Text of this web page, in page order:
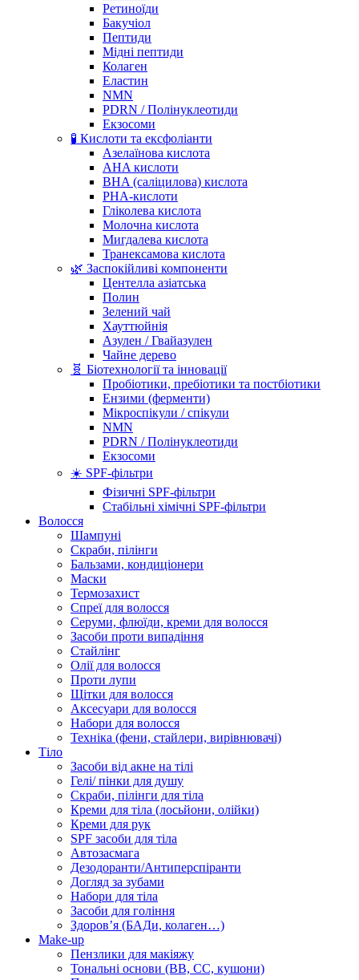
Ретиноїди
Бакучіол
Пептиди
Мідні пептиди
Колаген
Еластин
NMN
PDRN / Полінуклеотиди
Екзосоми
🧪 Кислоти та ексфоліанти
Азелаїнова кислота
AHA кислоти
BHA (саліцилова) кислота
PHA-кислоти
Гліколева кислота
Молочна кислота
Мигдалева кислота
Транексамова кислота
🌿 Заспокійливі компоненти
Центелла азіатська
Полин
Зелений чай
Хауттюйнія
Азулен / Гвайазулен
Чайне дерево
🧬 Біотехнології та інновації
Пробіотики, пребіотики та постбіотики
Ензими (ферменти)
Мікроспікули / спікули
NMN
PDRN / Полінуклеотиди
Екзосоми
☀️ SPF-фільтри
Фізичні SPF-фільтри
Стабільні хімічні SPF-фільтри
Волосся
Шампуні
Скраби, пілінги
Бальзами, кондиціонери
Маски
Термозахист
Спреї для волосся
Серуми, флюїди, креми для волосся
Засоби проти випадіння
Стайлінг
Олії для волосся
Проти лупи
Щітки для волосся
Аксесуари для волосся
Набори для волосся
Техніка (фени, стайлери, вирівнювачі)
Тіло
Засоби від акне на тілі
Гелі/ пінки для душу
Скраби, пілінги для тіла
Креми для тіла (лосьйони, олійки)
Креми для рук
SPF засоби для тіла
Автозасмага
Дезодоранти/Антиперспіранти
Догляд за зубами
Набори для тіла
Засоби для гоління
Здоровʼя (БАДи, колаген…)
Make-up
Пензлики для макіяжу
Тональні основи (BB, CC, кушони)